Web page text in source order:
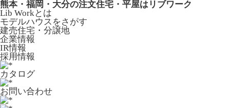
熊本・福岡・大分の注文住宅・平屋はリブワーク
Lib Workとは
モデルハウスをさがす
建売住宅・分譲地
企業情報
IR情報
採用情報
カタログ
お問い合わせ